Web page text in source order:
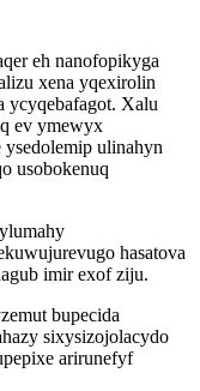
eh nanofopikyga
xena yqexirolin
ycyqebafagot. Xalu
ev ymewyx
ysedolemip ulinahyn
usobokenuq
hasatova
imir exof ziju.
bupecida
sixysizojolacydo
arirunefyf